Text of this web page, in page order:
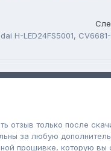
отзыв только после
за любую
прошивке, которую вы